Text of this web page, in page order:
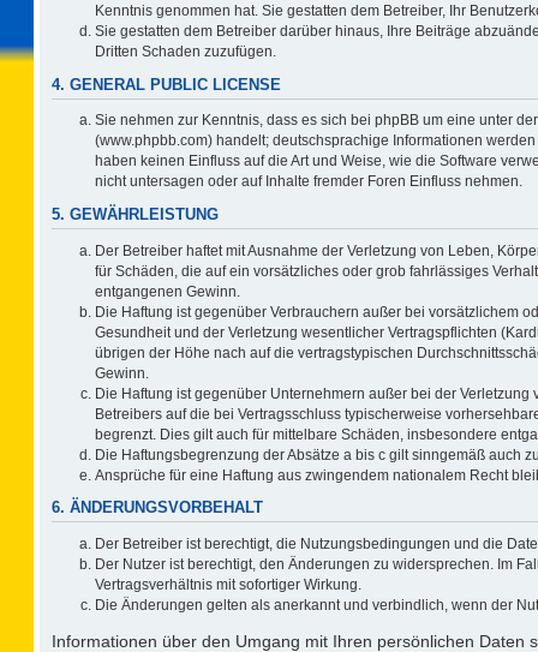
Kenntnis genommen hat. Sie gestatten dem Betreiber, Ihr
Sie gestatten dem Betreiber darüber hinaus, Ihre Beiträge
Dritten Schaden zuzufügen.
4. GENERAL PUBLIC LICENSE
Sie nehmen zur Kenntnis, dass es sich bei phpBB um eine unter der
(www.phpbb.com) handelt; deutschsprachige Informationen
haben keinen Einfluss auf die Art und Weise, wie die Software
nicht untersagen oder auf Inhalte fremder Foren Einfluss nehmen.
5. GEWÄHRLEISTUNG
Der Betreiber haftet mit Ausnahme der Verletzung von Leben,
für Schäden, die auf ein vorsätzliches oder grob fahrlässiges
entgangenen Gewinn.
Die Haftung ist gegenüber Verbrauchern außer bei vorsätzlichem
Gesundheit und der Verletzung wesentlicher Vertragspflichten
übrigen der Höhe nach auf die vertragstypischen
Gewinn.
Die Haftung ist gegenüber Unternehmern außer bei der
Betreibers auf die bei Vertragsschluss typischerweise
begrenzt. Dies gilt auch für mittelbare Schäden, insbesondere
Die Haftungsbegrenzung der Absätze a bis c gilt sinngemäß auch
Ansprüche für eine Haftung aus zwingendem nationalem Recht
6. ÄNDERUNGSVORBEHALT
Der Betreiber ist berechtigt, die Nutzungsbedingungen und die
Der Nutzer ist berechtigt, den Änderungen zu widersprechen. Im
Vertragsverhältnis mit sofortiger Wirkung.
Die Änderungen gelten als anerkannt und verbindlich, wenn der
Informationen über den Umgang mit Ihren persönlichen Daten